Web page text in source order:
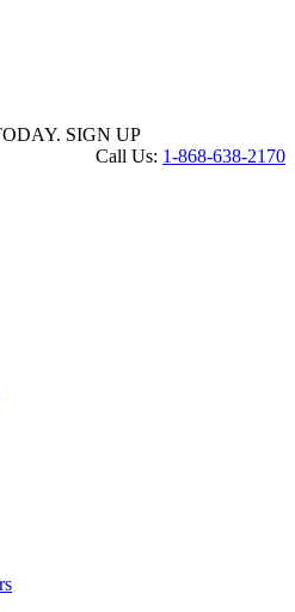
SIGN UP
Call Us: 1-868-638-2170